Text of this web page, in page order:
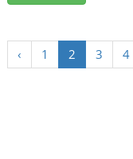
‹ 1 2 3 4